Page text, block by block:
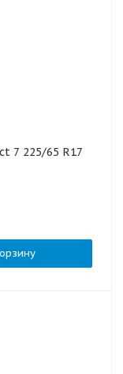
7 225/65 R17